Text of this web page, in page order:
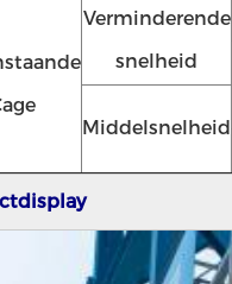
Verminderende
snelheid
Middelsnelheid